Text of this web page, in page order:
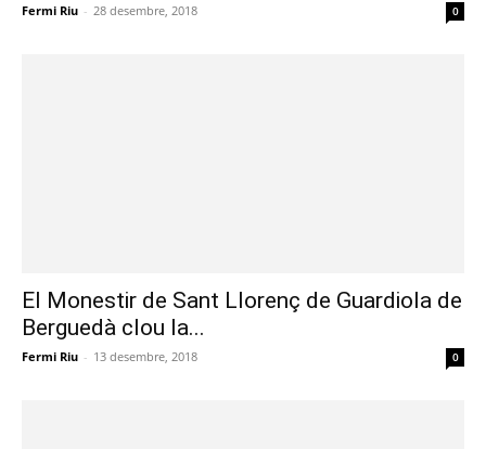
Fermi Riu - 28 desembre, 2018 0
El Monestir de Sant Llorenç de Guardiola de
Berguedà clou la...
Fermi Riu - 13 desembre, 2018 0